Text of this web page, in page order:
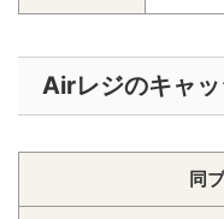
Airレジのキャ
同